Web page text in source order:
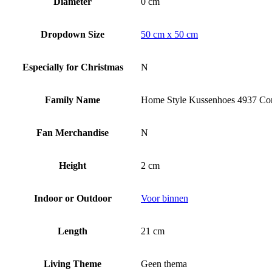
Dropdown Size 50 cm x 50 cm
Especially for Christmas N
Family Name Home Style Kussenhoes 4937
Fan Merchandise N
Height 2 cm
Indoor or Outdoor Voor binnen
Length 21 cm
Living Theme Geen thema